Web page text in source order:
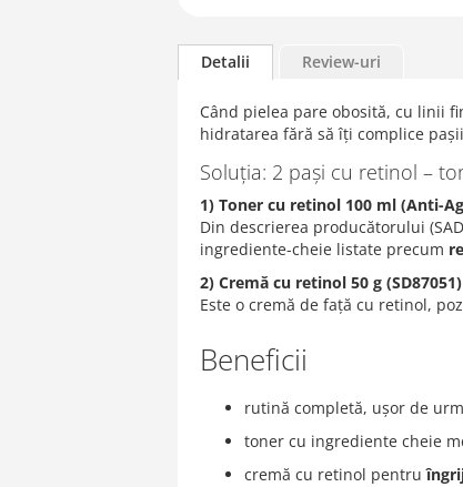
to
images
gallery
Detalii
Când pielea pare obosită, cu linii
hidratarea fără să îți complice
Soluția: 2 pași cu retinol –
1) Toner cu retinol 100 ml (Anti-
Din descrierea producătorului
ingrediente-cheie listate precum
2) Cremă cu retinol 50 g (SD87051)
Este o cremă de față cu retinol,
Beneficii
rutină completă, ușor de
toner cu ingrediente cheie
cremă cu retinol pentru
Review-uri